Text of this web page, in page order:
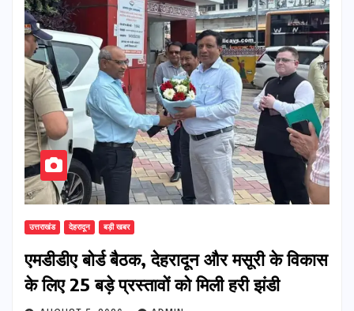
उत्तराखंड देहरादून बड़ी खबर
एमडीडीए बोर्ड बैठक, देहरादून और मसूरी के विकास
के लिए 25 बड़े प्रस्तावों को मिली हरी झंडी